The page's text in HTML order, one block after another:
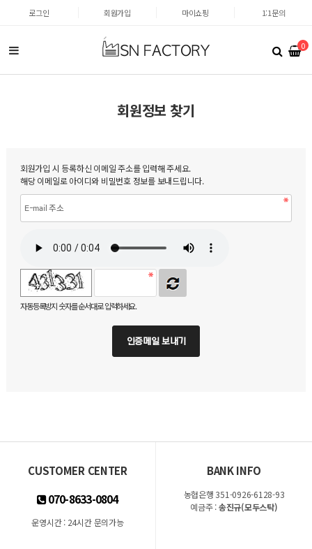
로그인 회원가입 마이쇼핑 1:1문의
0
회원정보 찾기
회원가입 시 등록하신 이메일 주소를 입력해 주세요.
해당 이메일로 아이디와 비밀번호 정보를 보내드립니다.
자동등록방지 숫자를 순서대로 입력하세요.
인증메일 보내기
CUSTOMER CENTER
070-8633-0804
운영시간 : 24시간 문의가능
BANK INFO
농협은행 351-0926-6128-93
예금주 :송진규(모두스탁)